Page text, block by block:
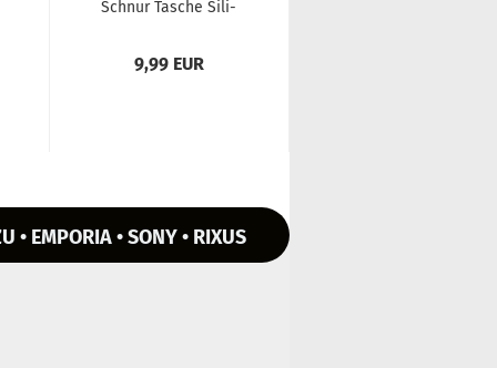
Schnur Ta­sche Si­li­
9,99 EUR
• EMPORIA • SONY • RIXUS